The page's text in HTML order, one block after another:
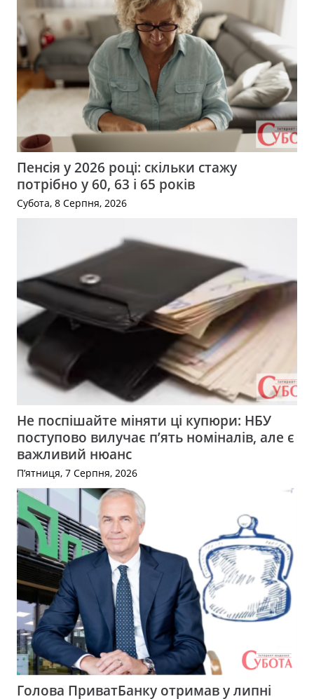
Пенсія у 2026 році: скільки стажу
потрібно у 60, 63 і 65 років
Субота, 8 Серпня, 2026
Не поспішайте міняти ці купюри: НБУ
поступово вилучає п’ять номіналів, але є
важливий нюанс
П’ятниця, 7 Серпня, 2026
Голова ПриватБанку отримав у липні